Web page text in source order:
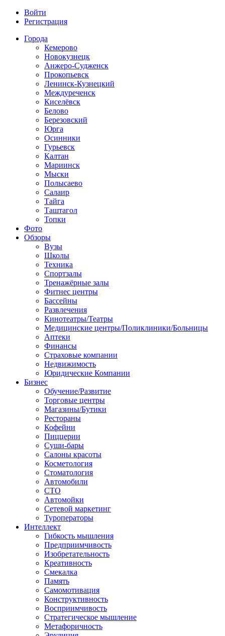
Войти
Регистрация
Города
Кемерово
Новокузнецк
Анжеро-Судженск
Прокопьевск
Ленинск-Кузнецкий
Междуреченск
Киселёвск
Белово
Березовский
Юрга
Осинники
Гурьевск
Калтан
Мариинск
Мыски
Полысаево
Салаир
Тайга
Таштагол
Топки
Фото
Обзоры
Вузы
Школы
Техника
Спортзалы
Тренажёрные залы
Фитнес центры
Бассейны
Развлечения
Кинотеатры/Театры
Медицинские центры/Поликлиники/Больницы
Аптеки
Финансы
Страховые компании
Недвижимость
Юридические Компании
Бизнес
Обучение/Развитие
Торговые центры
Магазины/Бутики
Рестораны
Кофейни
Пиццерии
Суши-бары
Салоны красоты
Косметология
Стоматология
Автомобили
СТО
Автомойки
Сетевой маркетинг
Туроператоры
Интеллект
Гибкость мышления
Предприимчивость
Изобретательность
Креативность
Смекалка
Память
Самомотивация
Конструктивность
Восприимчивость
Стратегическое мышление
Метафоричность